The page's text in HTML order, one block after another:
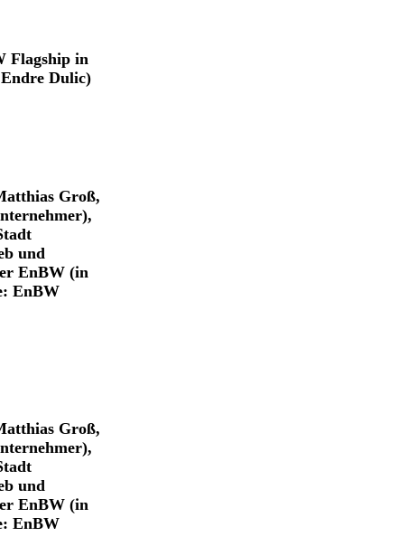
Flagship in
Dulic)
Groß,
und
EnBW (in
EnBW
Groß,
und
EnBW (in
EnBW